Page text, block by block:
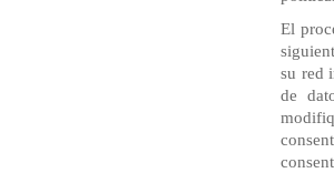
El
su red
de